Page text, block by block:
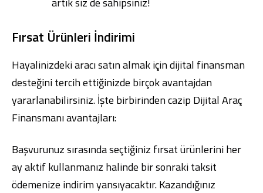
Fırsat Ürünleri İndirimi
Hayalinizdeki aracı satın almak için dijital finansman
desteğini tercih ettiğinizde birçok avantajdan
yararlanabilirsiniz. İşte birbirinden cazip Dijital Araç
Finansmanı avantajları:
Başvurunuz sırasında seçtiğiniz fırsat ürünlerini her
ay aktif kullanmanız halinde bir sonraki taksit
ödemenize indirim yansıyacaktır. Kazandığınız